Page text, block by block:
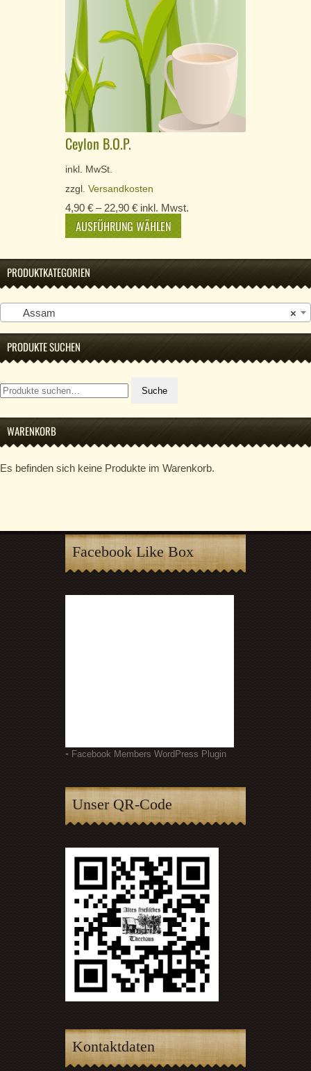
Ceylon B.O.P.
inkl. MwSt.
zzgl. Versandkosten
4,90 € – 22,90 € inkl. Mwst.
AUSFÜHRUNG WÄHLEN
PRODUKTKATEGORIEN
×
Assam
PRODUKTE SUCHEN
Suche
nach:
Suche
WARENKORB
Es befinden sich keine Produkte im Warenkorb.
Facebook Like Box
- Facebook Members WordPress Plugin
Unser QR-Code
Kontaktdaten